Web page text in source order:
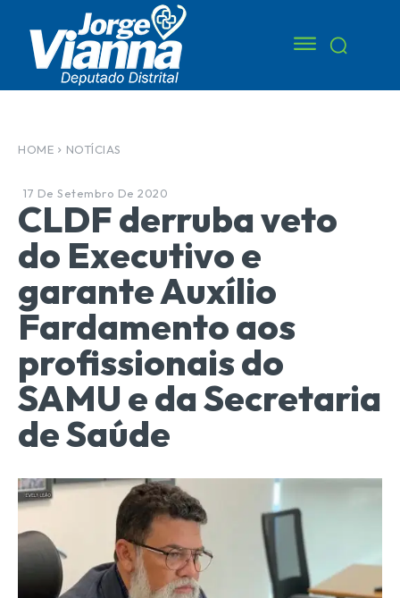
HOME NOTÍCIAS
17 De Setembro De 2020
CLDF derruba veto
do Executivo e
garante Auxílio
Fardamento aos
profissionais do
SAMU e da Secretaria
de Saúde